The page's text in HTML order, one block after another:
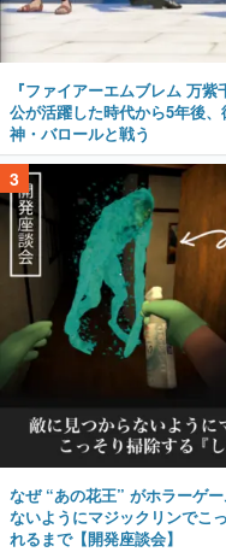
『ファイアーエムブレム 万
公が活躍した時代から5年後
神・バロールと戦う
3
なぜ “あの花王” がホラーゲ
ないようにマジックリンでこ
れるまで【開発座談会】